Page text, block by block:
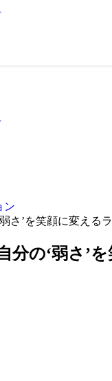
ン
さ’を笑顔に変える
分の‘弱さ’